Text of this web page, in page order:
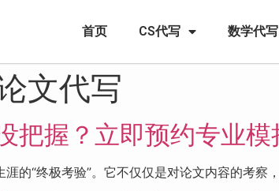
首页 CS代写 数学代写
文代写
把握？立即预约专业
涯的“终极考验”。它不仅仅是对论文内容的考